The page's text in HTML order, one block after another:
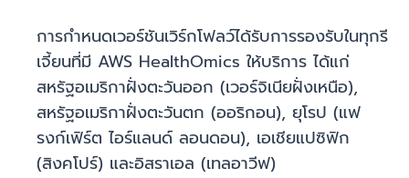
การกำหนดเวอร์ชันเวิร์กโฟลว์ได้รับการรองรับในทุกรี
เจี้ยนที่มี AWS HealthOmics ให้บริการ ได้แก่
สหรัฐอเมริกาฝั่งตะวันออก (เวอร์จิเนียฝั่งเหนือ),
สหรัฐอเมริกาฝั่งตะวันตก (ออริกอน), ยุโรป (แฟ
รงก์เฟิร์ต ไอร์แลนด์ ลอนดอน), เอเชียแปซิฟิก
(สิงคโปร์) และอิสราเอล (เทลอาวีฟ)